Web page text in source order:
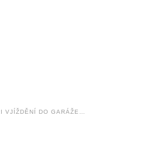
VJÍŽDĚNÍ DO GARÁŽE…